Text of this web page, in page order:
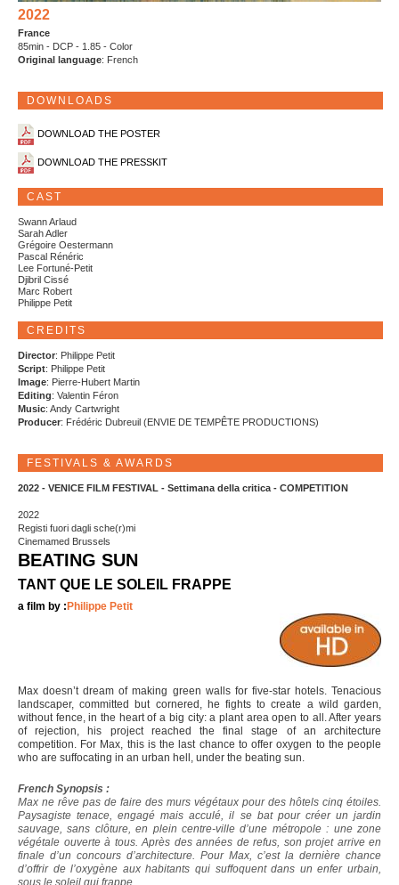
2022
France
85min - DCP - 1.85 - Color
Original language: French
DOWNLOADS
DOWNLOAD THE POSTER
DOWNLOAD THE PRESSKIT
CAST
Swann Arlaud
Sarah Adler
Grégoire Oestermann
Pascal Rénéric
Lee Fortuné-Petit
Djibril Cissé
Marc Robert
Philippe Petit
CREDITS
Director: Philippe Petit
Script: Philippe Petit
Image: Pierre-Hubert Martin
Editing: Valentin Féron
Music: Andy Cartwright
Producer: Frédéric Dubreuil (ENVIE DE TEMPÊTE PRODUCTIONS)
FESTIVALS & AWARDS
2022 - VENICE FILM FESTIVAL - Settimana della critica - COMPETITION
2022
Registi fuori dagli sche(r)mi
Cinemamed Brussels
BEATING SUN
TANT QUE LE SOLEIL FRAPPE
a film by : Philippe Petit
Max doesn’t dream of making green walls for five-star hotels. Tenacious
landscaper, committed but cornered, he fights to create a wild garden,
without fence, in the heart of a big city: a plant area open to all. After years
of rejection, his project reached the final stage of an architecture
competition. For Max, this is the last chance to offer oxygen to the people
who are suffocating in an urban hell, under the beating sun.
French Synopsis :
Max ne rêve pas de faire des murs végétaux pour des hôtels cinq étoiles.
Paysagiste tenace, engagé mais acculé, il se bat pour créer un jardin
sauvage, sans clôture, en plein centre-ville d’une métropole : une zone
végétale ouverte à tous. Après des années de refus, son projet arrive en
finale d’un concours d’architecture. Pour Max, c’est la dernière chance
d’offrir de l’oxygène aux habitants qui suffoquent dans un enfer urbain,